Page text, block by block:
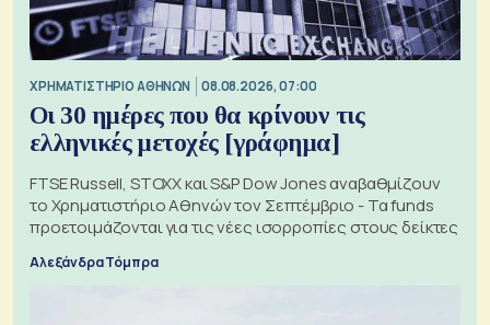
XΡΗΜΑΤΙΣΤΗΡΙΟ ΑΘΗΝΩΝ 08.08.2026, 07:00
Οι 30 ημέρες που θα κρίνουν τις
ελληνικές μετοχές [γράφημα]
FTSE Russell, STOXX και S&P Dow Jones αναβαθμίζουν
το Χρηματιστήριο Αθηνών τον Σεπτέμβριο - Τα funds
προετοιμάζονται για τις νέες ισορροπίες στους δείκτες
Αλεξάνδρα Τόμπρα